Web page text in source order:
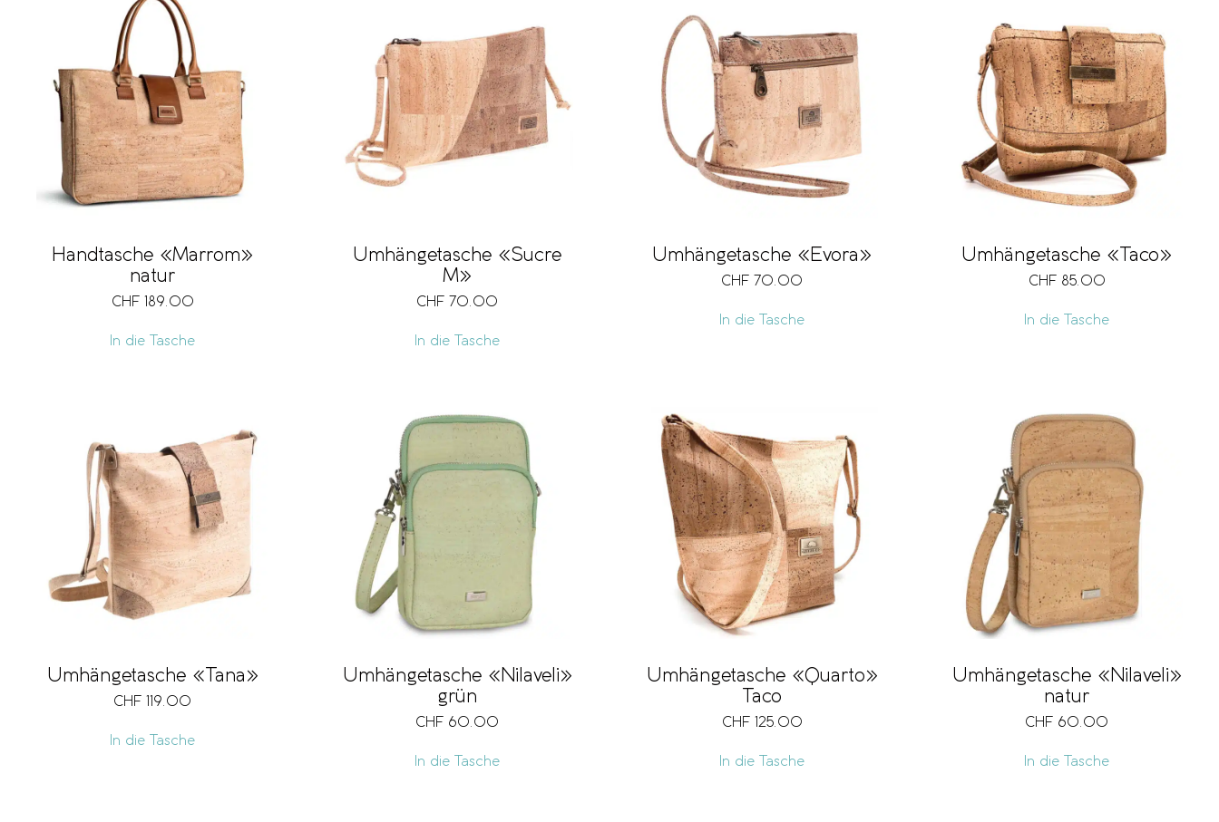
Handtasche «Marrom»
natur
CHF 189.00
In die Tasche
Umhängetasche «Sucre
M»
CHF 70.00
In die Tasche
Umhängetasche «Evora»
CHF 70.00
In die Tasche
Umhängetasche «Taco»
CHF 85.00
In die Tasche
Umhängetasche «Tana»
CHF 119.00
In die Tasche
Umhängetasche «Nilaveli»
grün
CHF 60.00
In die Tasche
Umhängetasche «Quarto»
Taco
CHF 125.00
In die Tasche
Umhängetasche «Nilaveli»
natur
CHF 60.00
In die Tasche